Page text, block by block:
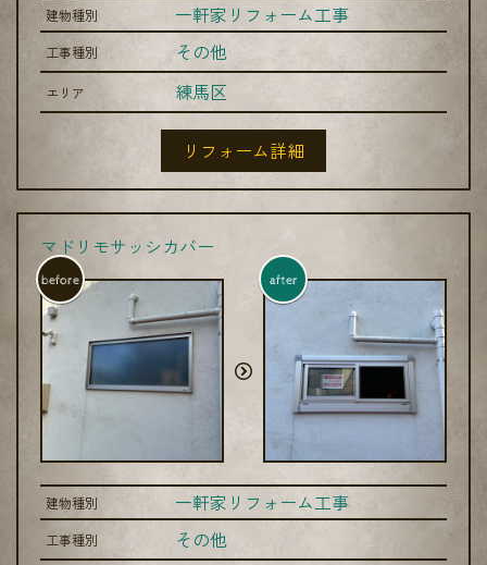
建物種別 一軒家リフォーム工事
工事種別 その他
エリア 練馬区
リフォーム詳細
マドリモサッシカバー
before after
建物種別 一軒家リフォーム工事
工事種別 その他